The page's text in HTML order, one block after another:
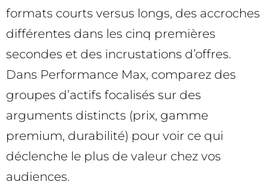
formats courts versus longs, des accroches
différentes dans les cinq premières
secondes et des incrustations d’offres.
Dans Performance Max, comparez des
groupes d’actifs focalisés sur des
arguments distincts (prix, gamme
premium, durabilité) pour voir ce qui
déclenche le plus de valeur chez vos
audiences.